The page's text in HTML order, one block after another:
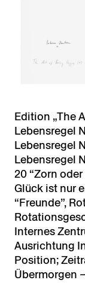
Edition „The
Lebensregel
Lebensregel
Lebensregel
20 “Zorn oder
Glück ist nur
“Freunde”,
Internes
Ausrichtung
Position;
Übermorgen